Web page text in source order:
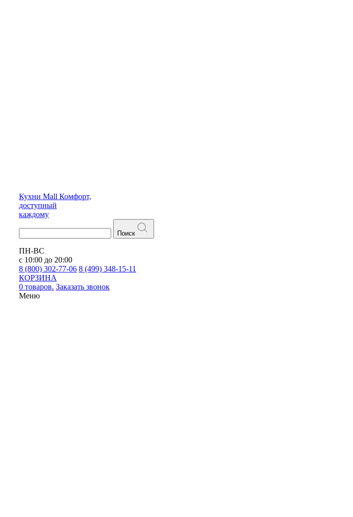
Кухни Mall Комфорт,
доступный
каждому
Поиск
ПН-ВС
с 10:00 до 20:00
8 (800) 302-77-06 8 (499) 348-15-11
КОРЗИНА
0 товаров. Заказать звонок
Меню